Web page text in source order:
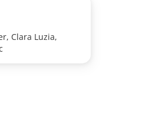
Clara Luzia,